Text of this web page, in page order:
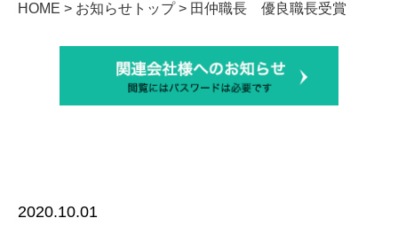
HOME > お知らせトップ> 田仲職長 優良職長受賞
2020.10.01